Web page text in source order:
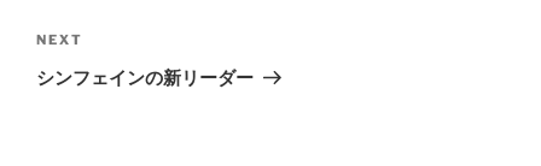
Next
Post
NEXT
シンフェインの新リーダー